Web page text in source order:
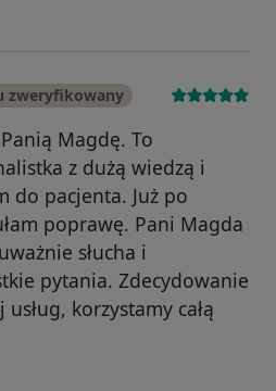
zweryfikowany
Magdę. To
z dużą wiedzą i
do pacjenta. Już po
poprawę. Pani Magda
słucha i
pytania. Zdecydowanie
korzystamy całą